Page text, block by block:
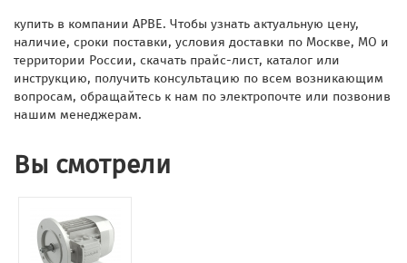
купить в компании АРВЕ. Чтобы узнать актуальную цену,
наличие, сроки поставки, условия доставки по Москве, МО и
территории России, скачать прайс-лист, каталог или
инструкцию, получить консультацию по всем возникающим
вопросам, обращайтесь к нам по электропочте или позвонив
нашим менеджерам.
Вы смотрели